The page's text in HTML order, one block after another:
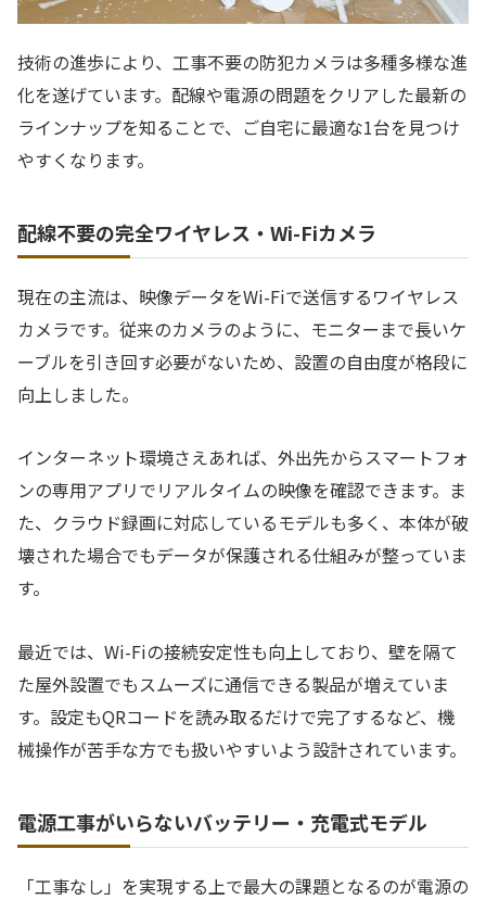
技術の進歩により、工事不要の防犯カメラは多種多様な進
化を遂げています。配線や電源の問題をクリアした最新の
ラインナップを知ることで、ご自宅に最適な1台を見つけ
やすくなります。
配線不要の完全ワイヤレス・Wi-Fiカメラ
現在の主流は、映像データをWi-Fiで送信するワイヤレス
カメラです。従来のカメラのように、モニターまで長いケ
ーブルを引き回す必要がないため、設置の自由度が格段に
向上しました。
インターネット環境さえあれば、外出先からスマートフォ
ンの専用アプリでリアルタイムの映像を確認できます。ま
た、クラウド録画に対応しているモデルも多く、本体が破
壊された場合でもデータが保護される仕組みが整っていま
す。
最近では、Wi-Fiの接続安定性も向上しており、壁を隔て
た屋外設置でもスムーズに通信できる製品が増えていま
す。設定もQRコードを読み取るだけで完了するなど、機
械操作が苦手な方でも扱いやすいよう設計されています。
電源工事がいらないバッテリー・充電式モデル
「工事なし」を実現する上で最大の課題となるのが電源の